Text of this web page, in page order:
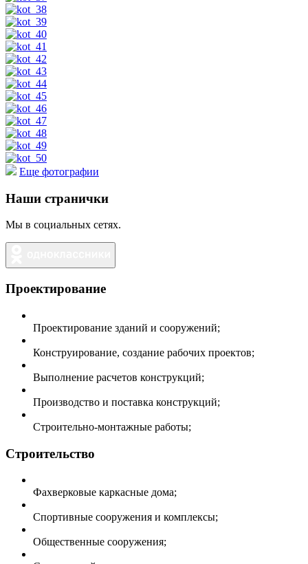
Еще фотографии
Наши странички
Мы в социальных сетях.
Проектирование
Проектирование зданий и сооружений;
Конструирование, создание рабочих проектов;
Выполнение расчетов конструкций;
Производство и поставка конструкций;
Строительно-монтажные работы;
Строительство
Фахверковые каркасные дома;
Спортивные сооружения и комплексы;
Общественные сооружения;